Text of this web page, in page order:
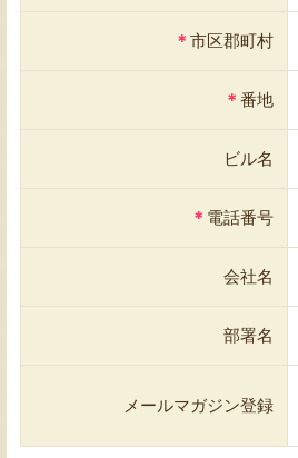
＊ 市区郡町村
＊ 番地
ビル名
＊ 電話番号
会社名
部署名
メールマガジン登録